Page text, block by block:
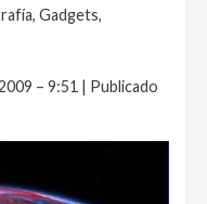
Gadgets,
– 9:51 | Publicado